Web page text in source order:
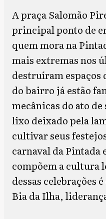
A praça Salomão
principal ponto de
quem mora na
mais extremas nos
destruíram espaços
do bairro já estão
mecânicas do ato
lixo deixado pela
cultivar seus
carnaval da Pintada
compõem a cultura
dessas celebrações
Bia da Ilha,